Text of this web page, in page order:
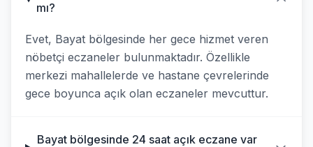
mı?
Evet, Bayat bölgesinde her gece hizmet veren
nöbetçi eczaneler bulunmaktadır. Özellikle
merkezi mahallelerde ve hastane çevrelerinde
gece boyunca açık olan eczaneler mevcuttur.
Bayat bölgesinde 24 saat açık eczane var